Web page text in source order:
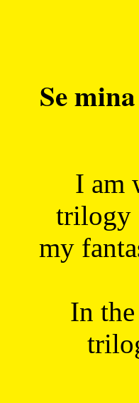
Se
I am
trilogy
my
In